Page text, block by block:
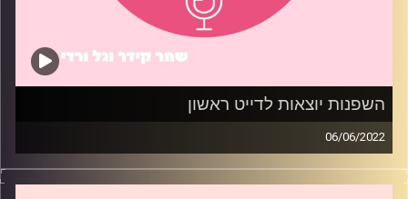
השפנות יוצאות לדייט ראשון
06/06/2022
כולנו בלחץ לפני שמגיע הדייט הראשון. השפנות משתפות
בטיפים שניסו לעזור להן להפוך את הסיטואציה לקצת פחות